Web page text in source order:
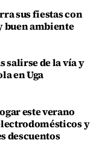
sus fiestas con
ambiente
salirse de la vía y
en Uga
este verano
y
descuentos